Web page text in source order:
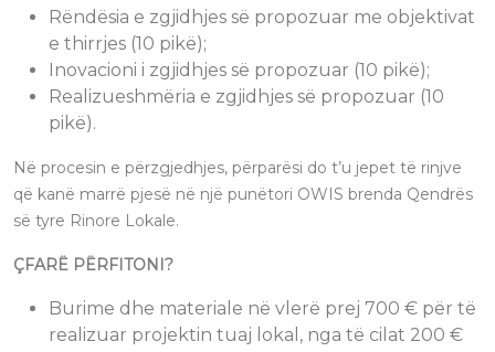
Rëndësia e zgjidhjes së propozuar me objektivat
e thirrjes (10 pikë);
Inovacioni i zgjidhjes së propozuar (10 pikë);
Realizueshmëria e zgjidhjes së propozuar (10
pikë).
Në procesin e përzgjedhjes, përparësi do t’u jepet të rinjve
që kanë marrë pjesë në një punëtori OWIS brenda Qendrës
së tyre Rinore Lokale.
ÇFARË PËRFITONI?
Burime dhe materiale në vlerë prej 700 € për të
realizuar projektin tuaj lokal, nga të cilat 200 €